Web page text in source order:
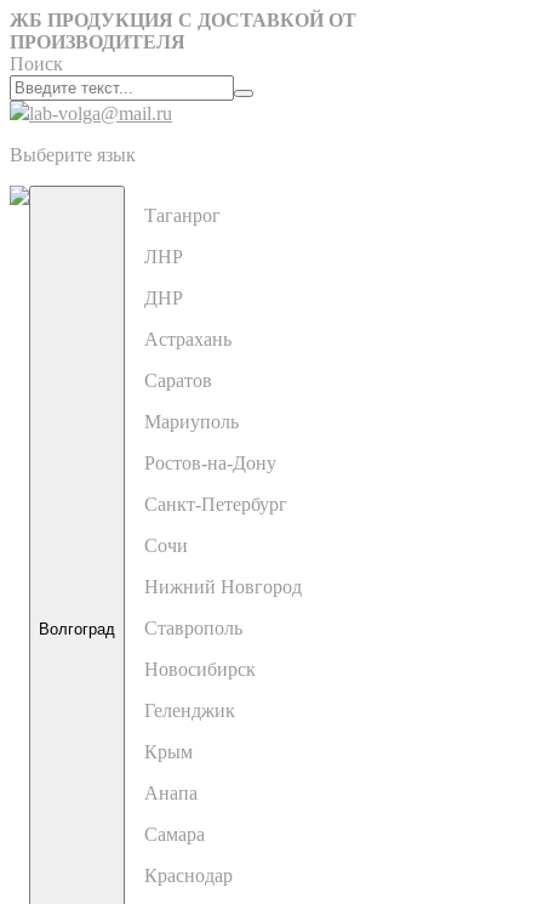
ЖБ ПРОДУКЦИЯ С ДОСТАВКОЙ ОТ
ПРОИЗВОДИТЕЛЯ
Поиск
lab-volga@mail.ru
Выберите язык
Волгоград
Таганрог
ЛНР
ДНР
Астрахань
Саратов
Мариуполь
Ростов-на-Дону
Санкт-Петербург
Сочи
Нижний Новгород
Ставрополь
Новосибирск
Геленджик
Крым
Анапа
Самара
Краснодар